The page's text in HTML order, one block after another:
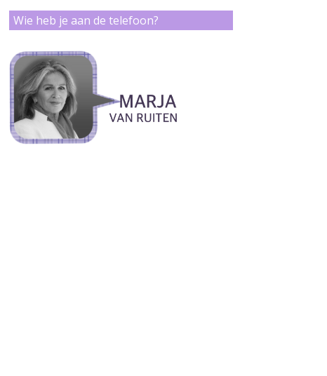
Wie heb je aan de telefoon?